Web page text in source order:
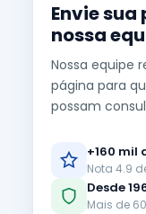
Envie
nossa
Nossa equipe
página para
possam
+160 mil
Nota 4.9
Desde
Mais de